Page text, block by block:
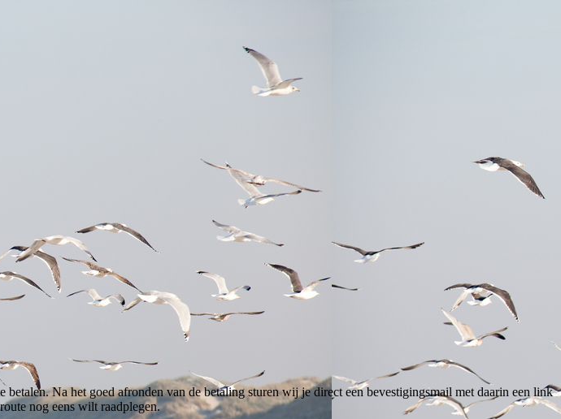
Na het goed afronden van de betaling sturen wij je direct een bevestigingsmail met daarin een link
nog eens wilt raadplegen.